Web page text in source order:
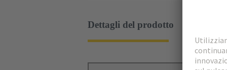
Dettagli del prodotto